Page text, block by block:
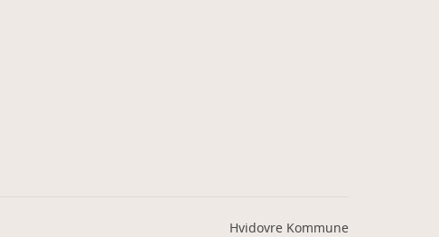
Hvidovre Kommune